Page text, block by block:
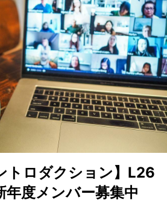
トロダクション】L26
年度メンバー募集中